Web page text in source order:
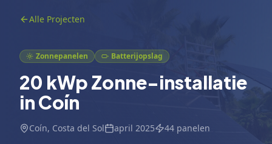
Alle Projecten
Zonnepanelen Batterijopslag
20 kWp Zonne-installatie
in Coín
Coín, Costa del Sol april 2025 44 panelen